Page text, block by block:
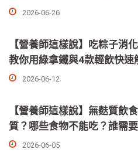
2026-06-26
【營養師這樣說】吃粽子消
教你用綠拿鐵與4款輕飲快速
2026-06-12
【營養師這樣說】無麩質飲
質？哪些食物不能吃？誰需
2026-06-05